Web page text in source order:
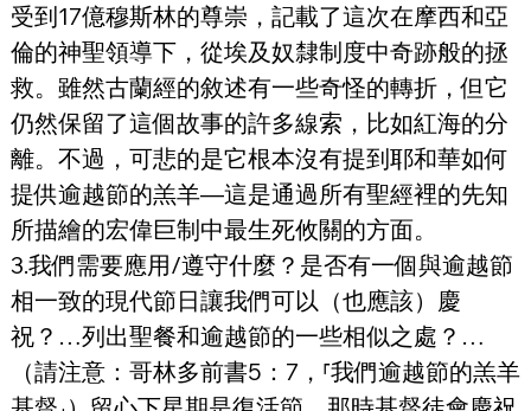
受到17億穆斯林的尊崇，記載了這次在摩西和亞
倫的神聖領導下，從埃及奴隸制度中奇跡般的拯
救。雖然古蘭經的敘述有一些奇怪的轉折，但它
仍然保留了這個故事的許多線索，比如紅海的分
離。不過，可悲的是它根本沒有提到耶和華如何
提供逾越節的羔羊—這是通過所有聖經裡的先知
所描繪的宏偉巨制中最生死攸關的方面。
3.我們需要應用/遵守什麼？是否有一個與逾越節
相一致的現代節日讓我們可以（也應該）慶
祝？…列出聖餐和逾越節的一些相似之處？…
（請注意：哥林多前書5：7，⸢我們逾越節的羔羊